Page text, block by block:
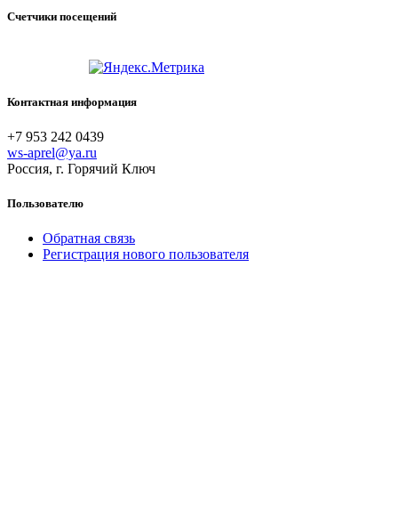
Счетчики посещений
Контактная информация
+7 953 242 0439
ws-aprel@ya.ru
Россия, г. Горячий Ключ
Пользователю
Обратная связь
Регистрация нового пользователя